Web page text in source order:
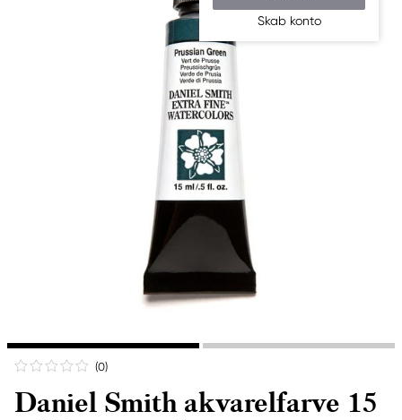
Skab konto
(0)
Daniel Smith akvarelfarve 15